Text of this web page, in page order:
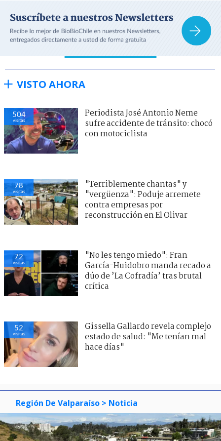
VISTO AHORA
504
visitas
Periodista José Antonio Neme
sufre accidente de tránsito: chocó
con motociclista
78
visitas
"Terriblemente chantas" y
"vergüenza": Poduje arremete
contra empresas por
reconstrucción en El Olivar
72
visitas
"No les tengo miedo": Fran
García-Huidobro manda recado a
dúo de ’La Cofradía’ tras brutal
crítica
52
visitas
Gissella Gallardo revela complejo
estado de salud: "Me tenían mal
hace días"
Región De Valparaíso > Noticia